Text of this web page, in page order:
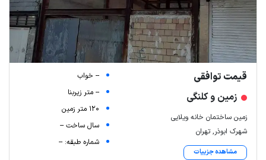
قیمت توافقی
زمین و کلنگی
زمین ساختمان خانه ویلایی
شهرک ابوذر, تهران
مشاهده جزییات
-- خواب
-- متر زیربنا
120 متر زمین
سال ساخت --
شماره طبقه: --